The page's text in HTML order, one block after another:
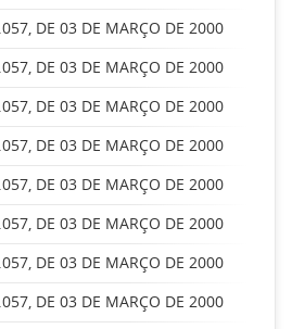
DE 03 DE MARÇO DE 2000
DE 03 DE MARÇO DE 2000
DE 03 DE MARÇO DE 2000
DE 03 DE MARÇO DE 2000
DE 03 DE MARÇO DE 2000
DE 03 DE MARÇO DE 2000
DE 03 DE MARÇO DE 2000
DE 03 DE MARÇO DE 2000